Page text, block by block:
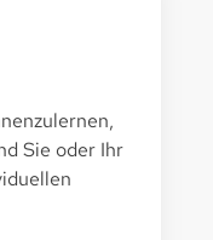
Sie oder Ihr